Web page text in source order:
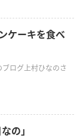
ケーキを食べ
ログ上村ひなのさ
の」